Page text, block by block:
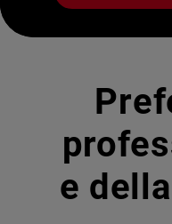
e